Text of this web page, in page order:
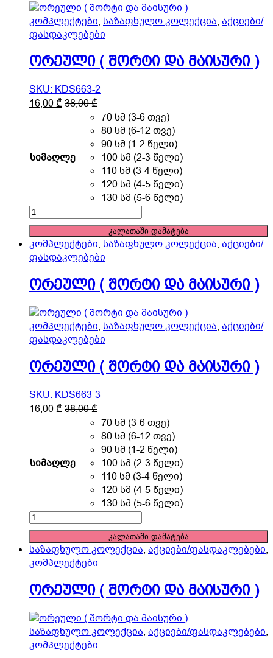
კომპლექტები, საზაფხულო კოლექცია, აქციები/
ფასდაკლებები
ორეული ( შორტი და მაისური )
SKU: KDS663-2
16,00₾38,00₾This
product
has
multiple
variants.
The
options
may
be
chosen
on
the
product
page
სიმაღლე
70 სმ (3-6 თვე)
80 სმ (6-12 თვე)
90 სმ (1-2 წელი)
100 სმ (2-3 წელი)
110 სმ (3-4 წელი)
120 სმ (4-5 წელი)
130 სმ (5-6 წელი)
ორეული
(
შორტი
და
მაისური
)
quantity
კალათაში დამატება
კომპლექტები, საზაფხულო კოლექცია, აქციები/
ფასდაკლებები
ორეული ( შორტი და მაისური )
კომპლექტები, საზაფხულო კოლექცია, აქციები/
ფასდაკლებები
ორეული ( შორტი და მაისური )
SKU: KDS663-3
16,00₾38,00₾This
product
has
multiple
variants.
The
options
may
be
chosen
on
the
product
page
სიმაღლე
70 სმ (3-6 თვე)
80 სმ (6-12 თვე)
90 სმ (1-2 წელი)
100 სმ (2-3 წელი)
110 სმ (3-4 წელი)
120 სმ (4-5 წელი)
130 სმ (5-6 წელი)
ორეული
(
შორტი
და
მაისური
)
quantity
კალათაში დამატება
საზაფხულო კოლექცია, აქციები/ფასდაკლებები,
კომპლექტები
ორეული ( შორტი და მაისური )
საზაფხულო კოლექცია, აქციები/ფასდაკლებები,
კომპლექტები